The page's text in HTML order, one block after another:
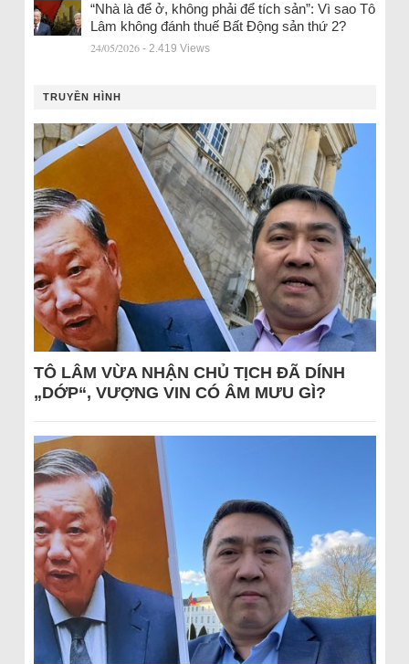
“Nhà là để ở, không phải để tích sản”: Vì sao Tô
Lâm không đánh thuế Bất Động sản thứ 2?
24/05/2026 - 2.419 Views
TRUYỀN HÌNH
TÔ LÂM VỪA NHẬN CHỦ TỊCH ĐÃ DÍNH
„DỚP“, VƯỢNG VIN CÓ ÂM MƯU GÌ?